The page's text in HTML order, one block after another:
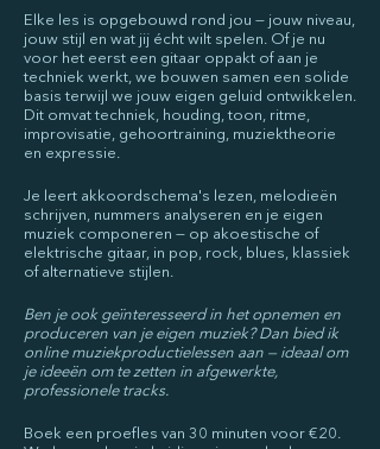
Elke les is opgebouwd rond jou — jouw niveau,
jouw stijl en wat jij écht wilt spelen. Of je nu
voor het eerst een gitaar oppakt of aan je
techniek werkt, we bouwen samen een solide
basis terwijl we jouw eigen geluid ontwikkelen.
Dit omvat techniek, houding, toon, ritme,
improvisatie, gehoortraining, muziektheorie
en expressie.
Je leert akkoordschema's lezen, melodieën
schrijven, nummers analyseren en je eigen
muziek componeren — op akoestische of
elektrische gitaar, in pop, rock, blues, klassiek
of alternatieve stijlen.
Ben je ook geïnteresseerd in het opnemen en
produceren van je eigen muziek? Dan bied ik
online muziekproductielessen aan — ideaal om
je ideeën om te zetten in afgewerkte,
professionele tracks.
Boek een proefles van 30 minuten voor €20.